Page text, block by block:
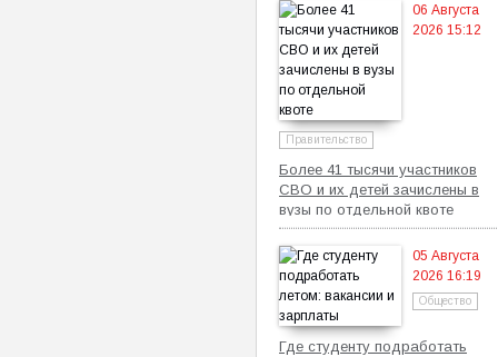
06 Августа
2026 15:12
Правительство
Более 41 тысячи участников
СВО и их детей зачислены в
вузы по отдельной квоте
05 Августа
2026 16:19
Общество
Где студенту подработать